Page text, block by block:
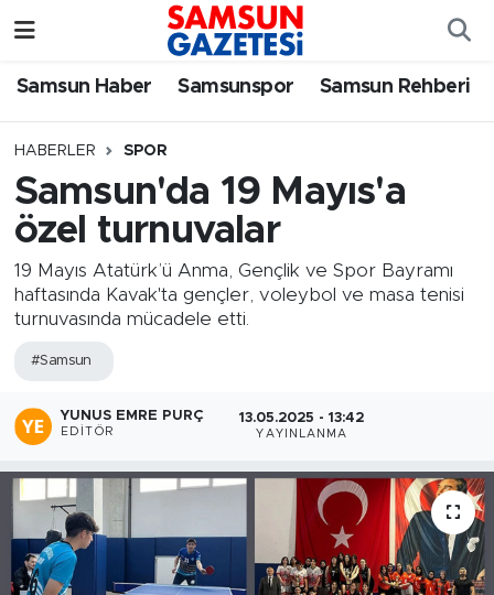
Samsun Haber Samsunspor Samsun Rehberi
HABERLER SPOR
Samsun'da 19 Mayıs'a
özel turnuvalar
19 Mayıs Atatürk’ü Anma, Gençlik ve Spor Bayramı
haftasında Kavak'ta gençler, voleybol ve masa tenisi
turnuvasında mücadele etti.
#Samsun
YUNUS EMRE PURÇ
EDITÖR
13.05.2025 - 13:42
YAYINLANMA
Samsun Haber
Samsun Rehberi
Samsun Nöbetçi Eczaneler
SAMSUN Namaz Vakitleri
Süper Lig Puan Durumu ve Fikstür
Tüm Manşetler
Son Dakika Haberleri
Haber Arşivi